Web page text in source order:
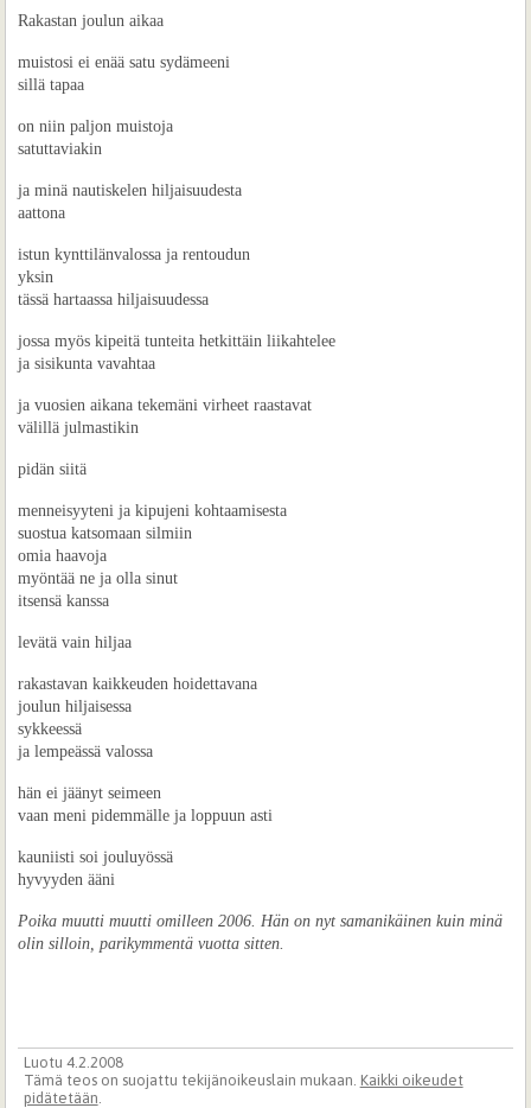
Rakastan joulun aikaa
muistosi ei enää satu sydämeeni
sillä tapaa
on niin paljon muistoja
satuttaviakin
ja minä nautiskelen hiljaisuudesta
aattona
istun kynttilänvalossa ja rentoudun
yksin
tässä hartaassa hiljaisuudessa
jossa myös kipeitä tunteita hetkittäin liikahtelee
ja sisikunta vavahtaa
ja vuosien aikana tekemäni virheet raastavat
välillä julmastikin
pidän siitä
menneisyyteni ja kipujeni kohtaamisesta
suostua katsomaan silmiin
omia haavoja
myöntää ne ja olla sinut
itsensä kanssa
levätä vain hiljaa
rakastavan kaikkeuden hoidettavana
joulun hiljaisessa
sykkeessä
ja lempeässä valossa
hän ei jäänyt seimeen
vaan meni pidemmälle ja loppuun asti
kauniisti soi jouluyössä
hyvyyden ääni
Poika muutti muutti omilleen 2006. Hän on nyt samanikäinen kuin minä
olin silloin, parikymmentä vuotta sitten.
Luotu 4.2.2008
Tämä teos on suojattu tekijänoikeuslain mukaan. Kaikki oikeudet
pidätetään